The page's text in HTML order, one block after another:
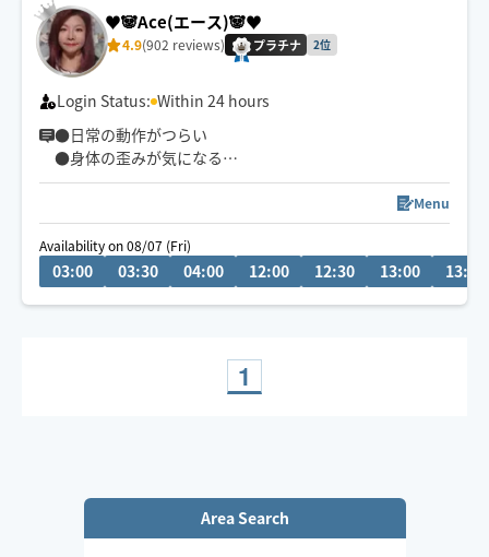
♥️🐼Ace(エース)🐼♥️
4.9(902 reviews) プラチナ 2位
Login Status: Within 24 hours
●日常の動作がつらい
●身体の歪みが気になる
●趣味や仕事のパフォーマンスを良くしたい
どんなお悩みにも真摯に向き合い身体の痛みや不調、お
客様の気になる所をその場しのぎではなく"根本"から対
応させて頂きます
小さなお子さまやペットが居るお宅も歓迎です🐶😺
Menu
Availability on 08/07 (Fri)
03:00 03:30 04:00 12:00 12:30 13:00 13:30
1
Area Search